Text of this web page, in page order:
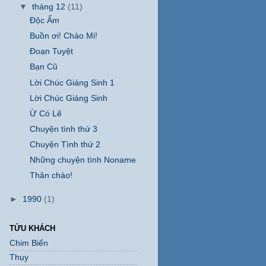
▼tháng 12 (11)
Độc Ẩm
Buồn ơi! Chào Mi!
Đoạn Tuyệt
Bạn Cũ
Lời Chúc Giáng Sinh 1
Lời Chúc Giáng Sinh
Ừ Có Lẽ
Chuyện tình thứ 3
Chuyện Tình thứ 2
Những chuyện tình Noname
Thân chào!
► 1990 (1)
TỬU KHÁCH
Chim Biển
Thụy